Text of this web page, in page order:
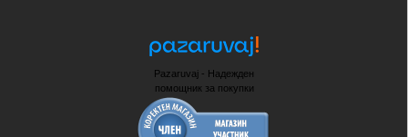
Pazaruvaj - Надежден
помощник за покупки